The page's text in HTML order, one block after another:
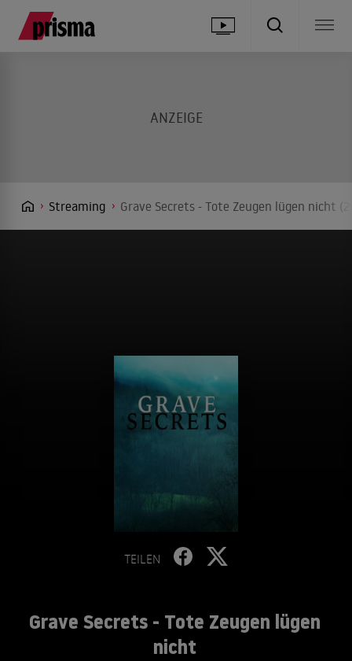
Streaming Grave Secrets - Tote Zeugen lügen nicht
TEILEN
Grave Secrets - Tote Zeugen lügen
nicht